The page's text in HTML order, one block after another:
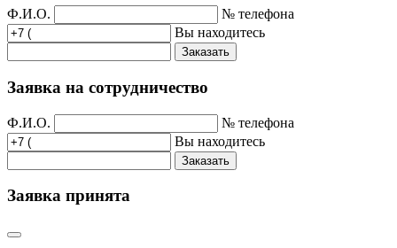
Ф.И.О.
№ телефона
Вы находитесь
Заказать
Заявка на сотрудничество
Ф.И.О.
№ телефона
Вы находитесь
Заказать
Заявка принята